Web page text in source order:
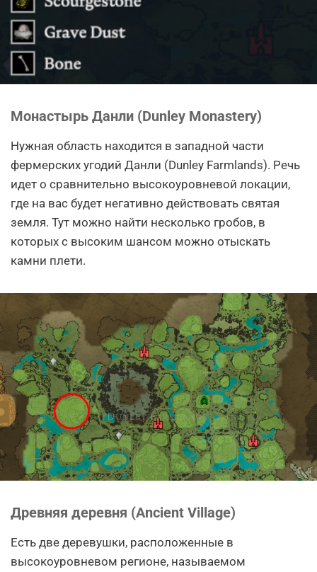
Монастырь Данли (Dunley Monastery)
Нужная область находится в западной части
фермерских угодий Данли (Dunley Farmlands). Речь
идет о сравнительно высокоуровневой локации,
где на вас будет негативно действовать святая
земля. Тут можно найти несколько гробов, в
которых с высоким шансом можно отыскать
камни плети.
Древняя деревня (Ancient Village)
Есть две деревушки, расположенные в
высокоуровневом регионе, называемом